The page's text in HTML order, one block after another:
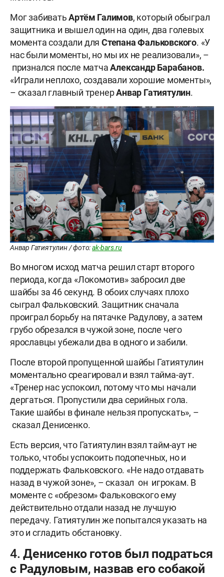
Мог забиватьАртём Галимов, который обыграл
защитника и вышел один на один, два голевых
момента создали для Степана Фальковского. «У
нас были моменты, но мы их не реализовали», –
признался после матчаАлександр Барабанов.
«Играли неплохо, создавали хорошие моменты»,
– сказал главный тренерАнвар Гатиятулин.
Анвар Гатиятулин / фото:ak-bars.ru
Во многом исход матча решил старт второго
периода, когда «Локомотив» забросил две
шайбы за 46 секунд. В обоих случаях плохо
сыграл Фальковский. Защитник сначала
проиграл борьбу на пятачке Радулову, а затем
грубо обрезался в чужой зоне, после чего
ярославцы убежали два в одного и забили.
После второй пропущенной шайбы Гатиятулин
моментально среагировал и взял тайма-аут.
«Тренер нас успокоил, потому что мы начали
дергаться. Пропустили два серийных гола.
Такие шайбы в финале нельзя пропускать», –
сказал Денисенко.
Есть версия, что Гатиятулин взял тайм-аут не
только, чтобы успокоить подопечных, но и
поддержать Фальковского. «Не надо отдавать
назад в чужой зоне», – сказал он игрокам. В
моменте с «обрезом» Фальковского ему
действительно отдали назад не лучшую
передачу. Гатиятулин же попытался указать на
это и сгладить обстановку.
4. Денисенко готов был подраться
с Радуловым, назвав его собакой